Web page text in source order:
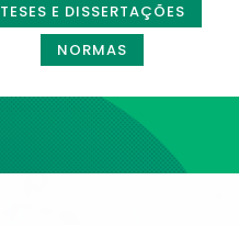
TESES E DISSERTAÇÕES
NORMAS